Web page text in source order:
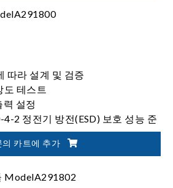
따라 설계 및 검증
도 테스트
력 설정
2 정전기 방전(ESD) 보호 성능 준
의 카트에 추가